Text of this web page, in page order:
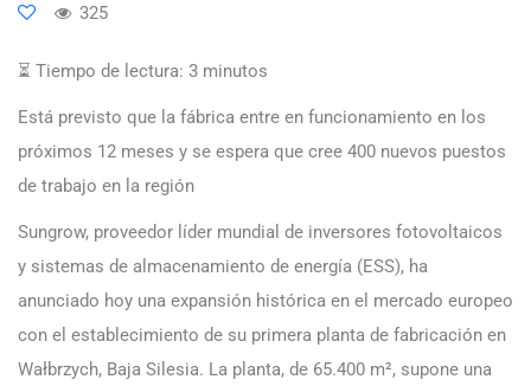
325
⏳ Tiempo de lectura: 3 minutos
Está previsto que la fábrica entre en funcionamiento en los
próximos 12 meses y se espera que cree 400 nuevos puestos
de trabajo en la región
Sungrow, proveedor líder mundial de inversores fotovoltaicos
y sistemas de almacenamiento de energía (ESS), ha
anunciado hoy una expansión histórica en el mercado europeo
con el establecimiento de su primera planta de fabricación en
Wałbrzych, Baja Silesia. La planta, de 65.400 m², supone una